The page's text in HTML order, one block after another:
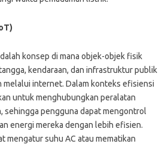
konsep di mana objek-objek fisik
kendaraan, dan infrastruktur publik
melalui internet. Dalam konteks efisiensi
untuk menghubungkan peralatan
sehingga pengguna dapat mengontrol
energi mereka dengan lebih efisien.
mengatur suhu AC atau mematikan